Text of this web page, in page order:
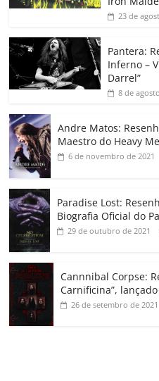
b
o
o
k
A
p
23 de
Pantera:
Inferno –
Darrel”
8 de
Andre Matos:
Maestro do Heavy
6 de novembro de 2021
Paradise Lost:
Biografia Oficial do
29 de outubro de 2021
Cannnibal Corpse:
Carnificina”,
26 de setembro de 2021